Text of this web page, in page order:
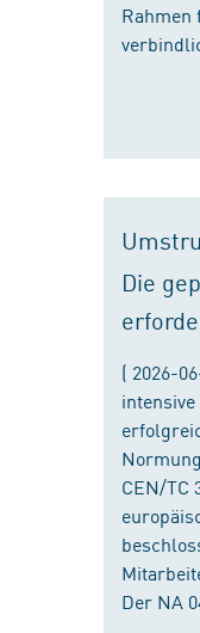
Rahmen
Die
( 2026-
CEN/TC
Der NA